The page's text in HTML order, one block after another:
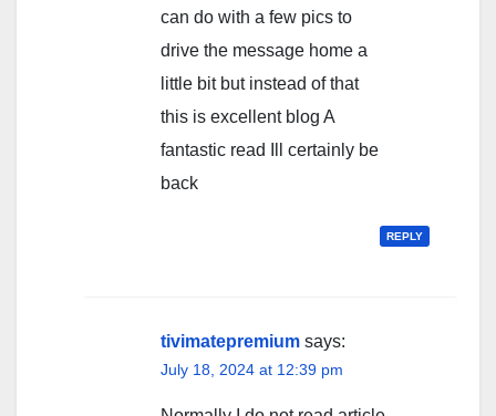
can do with a few pics to
drive the message home a
little bit but instead of that
this is excellent blog A
fantastic read Ill certainly be
back
REPLY
tivimatepremium says:
July 18, 2024 at 12:39 pm